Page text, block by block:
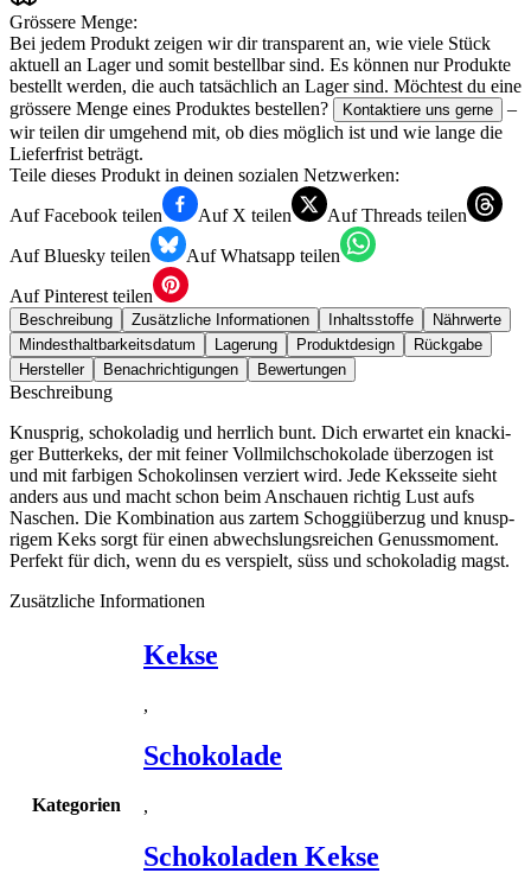
Grössere Menge:
Bei jedem Produkt zeigen wir dir transparent an, wie viele Stück
aktuell an Lager und somit bestellbar sind. Es können nur Produkte
bestellt werden, die auch tatsächlich an Lager sind. Möchtest du eine
grössere Menge eines Produktes bestellen?
Kontaktiere uns gerne
–
wir teilen dir umgehend mit, ob dies möglich ist und wie lange die
Lieferfrist beträgt.
Teile dieses Produkt in deinen sozialen Netzwerken:
Auf Facebook teilen
Auf X teilen
Auf Threads teilen
Auf Bluesky teilen
Auf Whatsapp teilen
Auf Pinterest teilen
Beschreibung Zusätzliche Informationen Inhaltsstoffe
Nährwerte
Mindesthaltbarkeitsdatum
Lagerung Produktdesign
Rückgabe
Hersteller
Benachrichtigungen Bewertungen
Beschreibung
Knusp­rig, scho­ko­la­dig und herr­lich bunt. Dich erwar­tet ein kna­cki­
ger But­ter­keks, der mit fei­ner Voll­milch­scho­ko­la­de über­zo­gen ist
und mit far­bi­gen Scho­ko­lin­sen ver­ziert wird. Jede Keks­sei­te sieht
anders aus und macht schon beim Anschau­en rich­tig Lust aufs
Naschen. Die Kom­bi­na­ti­on aus zar­tem Schog­gi­über­zug und knusp­
ri­gem Keks sorgt für einen abwechs­lungs­rei­chen Genuss­mo­ment.
Per­fekt für dich, wenn du es ver­spielt, süss und scho­ko­la­dig magst.
Zusätzliche Informationen
Kategorien
Kekse
,
Schokolade
,
Schokoladen Kekse